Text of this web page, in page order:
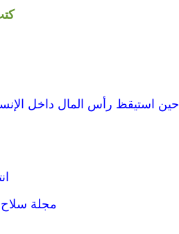
حين استيقظ رأس المال داخل
مجلة سلاح